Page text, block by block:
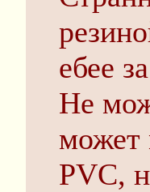
ебее
Не
может
PVC,